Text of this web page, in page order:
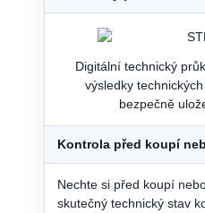
Digitální technický
výsledky
bezpečně
Kontrola před koupí
Nechte si před koupí
skutečný technický stav